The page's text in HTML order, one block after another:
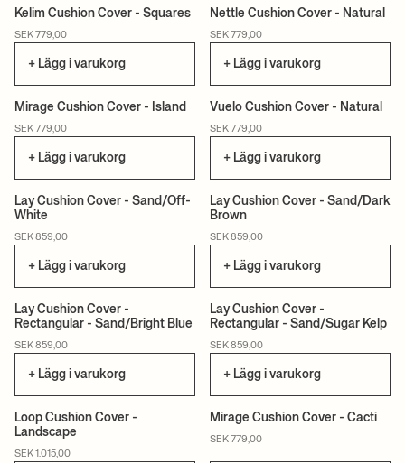
Kelim Cushion Cover - Squares
SEK 779,00
+ Lägg i varukorg
Nettle Cushion Cover - Natural
SEK 779,00
+ Lägg i varukorg
Mirage Cushion Cover - Island
SEK 779,00
+ Lägg i varukorg
CAN LIS
Vuelo Cushion Cover - Natural
SEK 779,00
+ Lägg i varukorg
Lay Cushion Cover - Sand/Off-
White
SEK 859,00
+ Lägg i varukorg
Lay Cushion Cover - Sand/Dark
Brown
SEK 859,00
+ Lägg i varukorg
Lay Cushion Cover -
Rectangular - Sand/Bright Blue
SEK 859,00
+ Lägg i varukorg
Lay Cushion Cover -
Rectangular - Sand/Sugar Kelp
SEK 859,00
+ Lägg i varukorg
Loop Cushion Cover -
Landscape
SEK 1.015,00
Mirage Cushion Cover - Cacti
SEK 779,00